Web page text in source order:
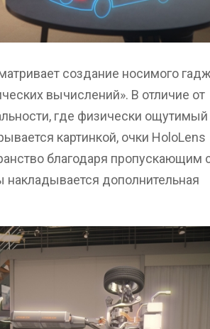
создание носимого
вычислений». В отличие от
где физически
картинкой, очки HoloLens
благодаря пропускающим
дополнительная